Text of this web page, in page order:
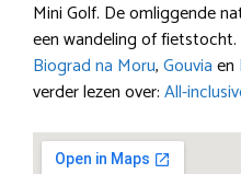
Mini Golf. De omliggende
een wandeling of
Biograd na Moru,Gouviaen
verder lezen over:All-